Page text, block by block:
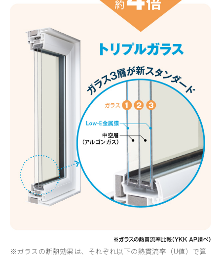
※ガラスの断熱効果は、それぞれ以下の熱貫流率（U値）で算